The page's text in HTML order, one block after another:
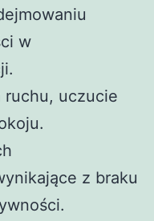
w
ruchu, uczucie
z braku